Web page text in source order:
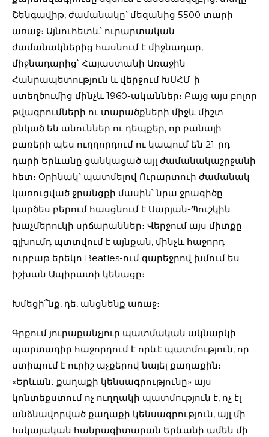
Շենգավիթ, ժամանակը՝ մեզանից 5500 տարի
առաջ։ Այնուհետև՝ ուրարտական
ժամանակներից հասնում է միջնադար,
միջնադարից՝ Հայաստանի Առաջին
Հանրապետություն և վերջում ԽՍՀՄ-ի
ստեղծումից մինչև 1960-ականներ։ Բայց այս բոլոր
թվագրումների ու տարածքների միջև միշտ
ընկած են անուններ ու դեպքեր, որ բանալի
բառերի պես ուղղորդում ու կապում են 21-րդ
դարի Երևանը ցանկացած այլ ժամանակաշրջանի
հետ։ Օրինակ՝ պատմելով Ուրարտուի ժամանակ
կառուցված ջրանցքի մասին՝ նրա ջրագիծը
կարծես բերում հասցնում է Սարյան-Պուշկին
խաչմերուկի սրճարաններ։ Վերջում այս միտքը
գլխումդ պտտվում է այնքան, մինչև հաջորդ
ուրբաթ երեկո Beatles-ում գարեջրով խմում ես
իշխան Ապիրատի կենացը։
Խմեցի՞նք, դե, անցնենք առաջ։
Գրքում յուրաքանչյուր պատմական ակնարկի
պարտադիր հաջորդում է որևէ պատմություն, որ
ստիպում է ուրիշ աչքերով նայել քաղաքին։
«Երևան․ քաղաքի կենսագրությունը» այս
կոնտեքստում ոչ ուղղակի պատմություն է, ոչ էլ
անձնավորված քաղաքի կենսագրություն, այլ մի
հսկայական հանրագիտարան Երևանի ամեն մի